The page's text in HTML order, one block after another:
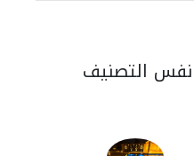
نفس التصنيف